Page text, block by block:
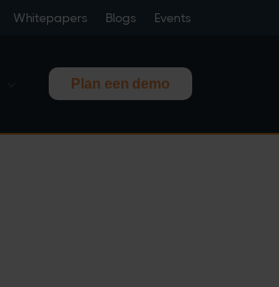
Whitepapers Blogs Events
Plan een demo